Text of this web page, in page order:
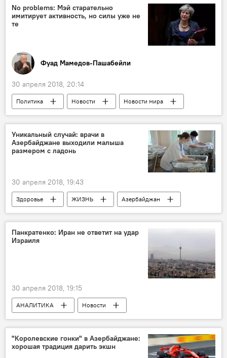
штрафы
No problems: Мэй старательно
имитирует активность, но силы уже не
те
Фуад Мамедов-Пашабейли
30 апреля 2018, 20:14
Политика Новости
Новости мира
Колумнисты
Великобритания
Тереза Мэй
Уникальный случай: врачи в
Азербайджане выходили малыша
размером с ладонь
30 апреля 2018, 19:43
Здоровье ЖИЗНЬ
Азербайджан
Новости
Шахла Гасанова
Министерство здравоохранения АР
недоношенный
Панкратенко: Иран не ответит на удар
Израиля
30 апреля 2018, 19:15
АНАЛИТИКА
Новости
Новости мира
Иран
Израиль
Игорь Панкратенко
"Королевские гонки" в Азербайджане:
хорошая традиция дарить экшн